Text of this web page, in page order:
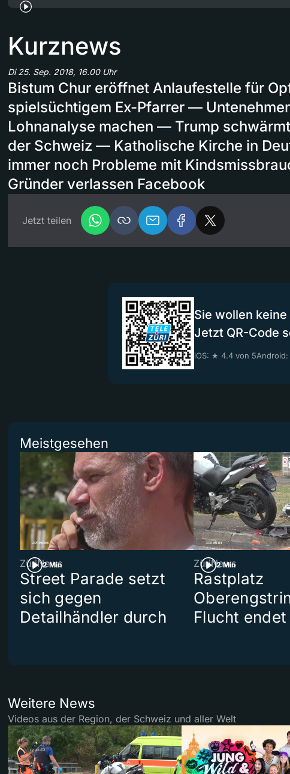
Kurznews
Di 25. Sep. 2018, 16.00 Uhr
Bistum Chur eröffnet Anlaufestelle für
spielsüchtigem Ex-Pfarrer —
Lohnanalyse machen — Trump
der Schweiz — Katholische Kirche in
immer noch Probleme mit
Gründer verlassen Facebook
Jetzt teilen
Sie wollen
Jetzt QR-Code
iOS: ★ 4.4 von 5
Meistgesehen
2 Min
ZüriNews
Street Parade setzt
sich gegen
Detailhändler durch
2 Min
ZüriNews
Rastplatz
Flucht
Weitere News
Videos aus der Region, der Schweiz und aller Welt